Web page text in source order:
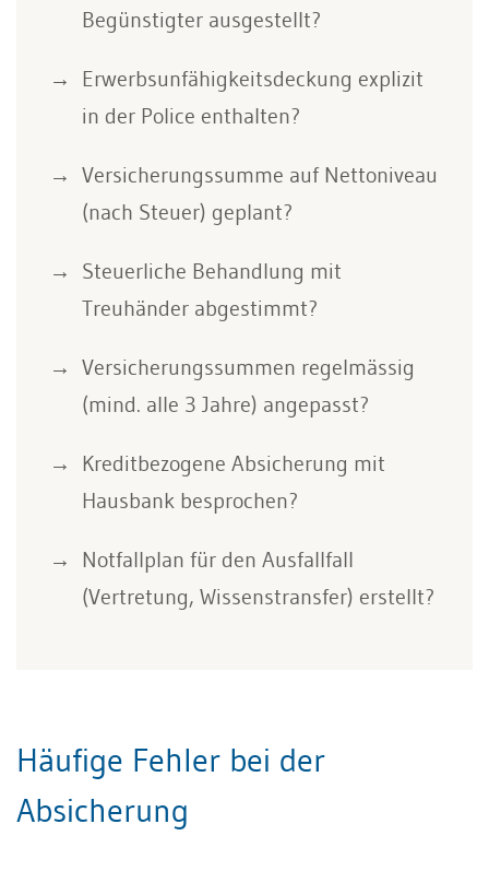
Begünstigter ausgestellt?
Erwerbsunfähigkeitsdeckung explizit
in der Police enthalten?
Versicherungssumme auf Nettoniveau
(nach Steuer) geplant?
Steuerliche Behandlung mit
Treuhänder abgestimmt?
Versicherungssummen regelmässig
(mind. alle 3 Jahre) angepasst?
Kreditbezogene Absicherung mit
Hausbank besprochen?
Notfallplan für den Ausfallfall
(Vertretung, Wissenstransfer) erstellt?
Häufige Fehler bei der
Absicherung